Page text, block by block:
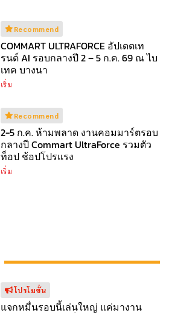
Recommend
COMMART ULTRAFORCE อัปเดตเท
รนด์ AI รอบกลางปี 2 – 5 ก.ค. 69 ณ ไบ
เทค บางนา
เริ่ม
Recommend
2-5 ก.ค. ห้ามพลาด งานคอมมาร์ตรอบ
กลางปี Commart UltraForce รวมตัว
ท็อป ช้อปโปรแรง
เริ่ม
โปรโมขั่น
แจกหมื่นรอบนี้เล่นใหญ่ แค่มางาน